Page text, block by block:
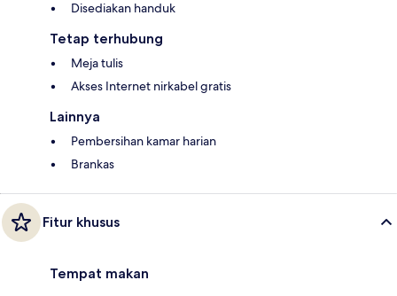
Disediakan handuk
Tetap terhubung
Meja tulis
Akses Internet nirkabel gratis
Lainnya
Pembersihan kamar harian
Brankas
Fitur khusus
Tempat makan